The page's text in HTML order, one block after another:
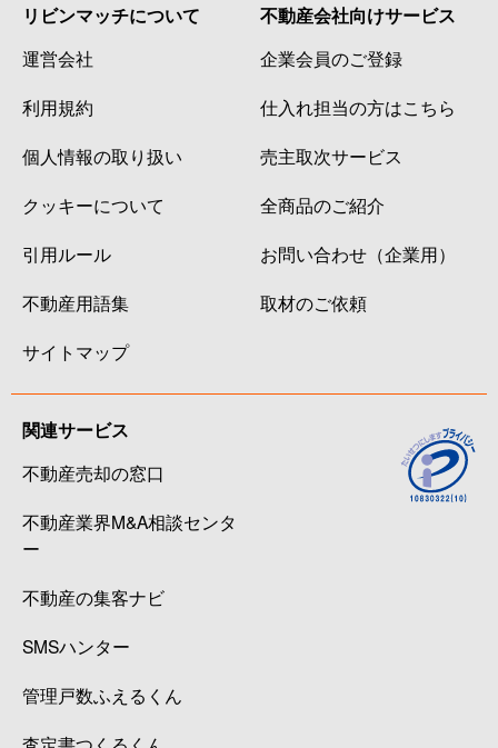
リビンマッチについて
運営会社
利用規約
個人情報の取り扱い
クッキーについて
引用ルール
不動産用語集
サイトマップ
不動産会社向けサービス
企業会員のご登録
仕入れ担当の方はこちら
売主取次サービス
全商品のご紹介
お問い合わせ（企業用）
取材のご依頼
関連サービス
不動産売却の窓口
不動産業界M&A相談センタ
ー
不動産の集客ナビ
SMSハンター
管理戸数ふえるくん